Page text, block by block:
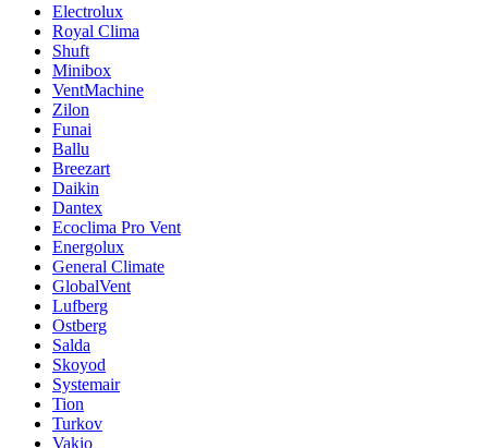
Electrolux
Royal Clima
Shuft
Minibox
VentMachine
Zilon
Funai
Ballu
Breezart
Daikin
Dantex
Ecoclima Pro Vent
Energolux
General Climate
GlobalVent
Lufberg
Ostberg
Salda
Skoyod
Systemair
Tion
Turkov
Vakio